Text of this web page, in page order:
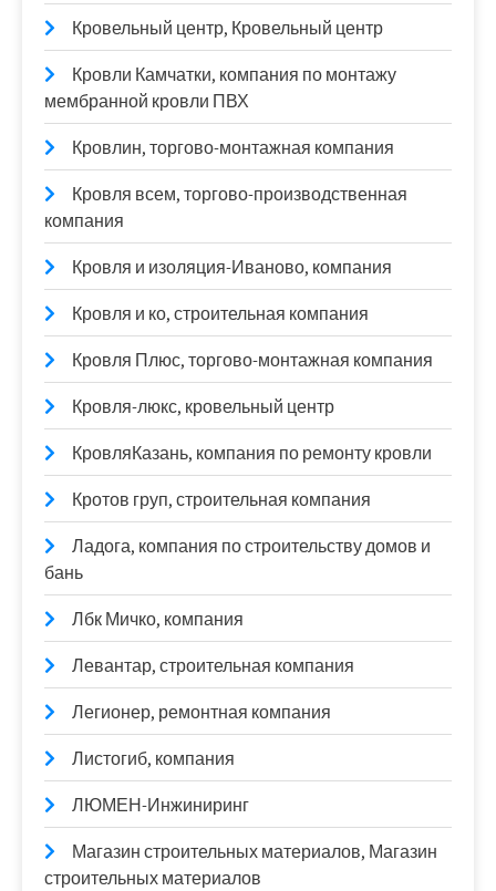
Кровельный центр, Кровельный центр
Кровли Камчатки, компания по монтажу
мембранной кровли ПВХ
Кровлин, торгово-монтажная компания
Кровля всем, торгово-производственная
компания
Кровля и изоляция-Иваново, компания
Кровля и ко, строительная компания
Кровля Плюс, торгово-монтажная компания
Кровля-люкс, кровельный центр
КровляКазань, компания по ремонту кровли
Кротов груп, строительная компания
Ладога, компания по строительству домов и
бань
Лбк Мичко, компания
Левантар, строительная компания
Легионер, ремонтная компания
Листогиб, компания
ЛЮМЕН-Инжиниринг
Магазин строительных материалов, Магазин
строительных материалов